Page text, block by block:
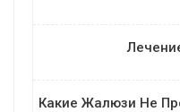
Какие Жалюзи Не